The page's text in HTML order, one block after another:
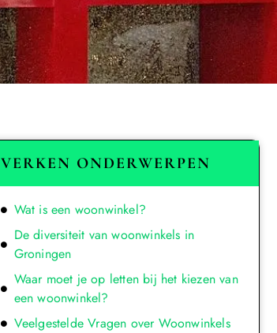
VERKEN ONDERWERPEN
Wat is een woonwinkel?
De diversiteit van woonwinkels in
Groningen
Waar moet je op letten bij het kiezen van
een woonwinkel?
Veelgestelde Vragen over Woonwinkels